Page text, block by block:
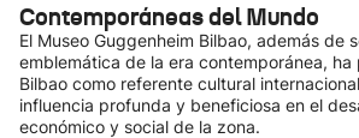
Contemporáneas del Mundo
El Museo Guggenheim Bilbao, además de
emblemática de la era contemporánea, ha
Bilbao como referente cultural
influencia profunda y beneficiosa en el
económico y social de la zona.